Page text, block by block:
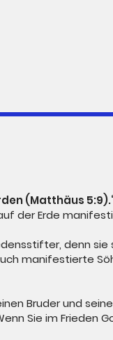
(Matthäus
der Erde
denn sie
manifestierte
Bruder und
Sie im Frieden